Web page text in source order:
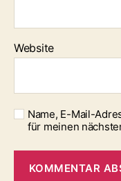
Website
Name, E-Mail-
für meinen